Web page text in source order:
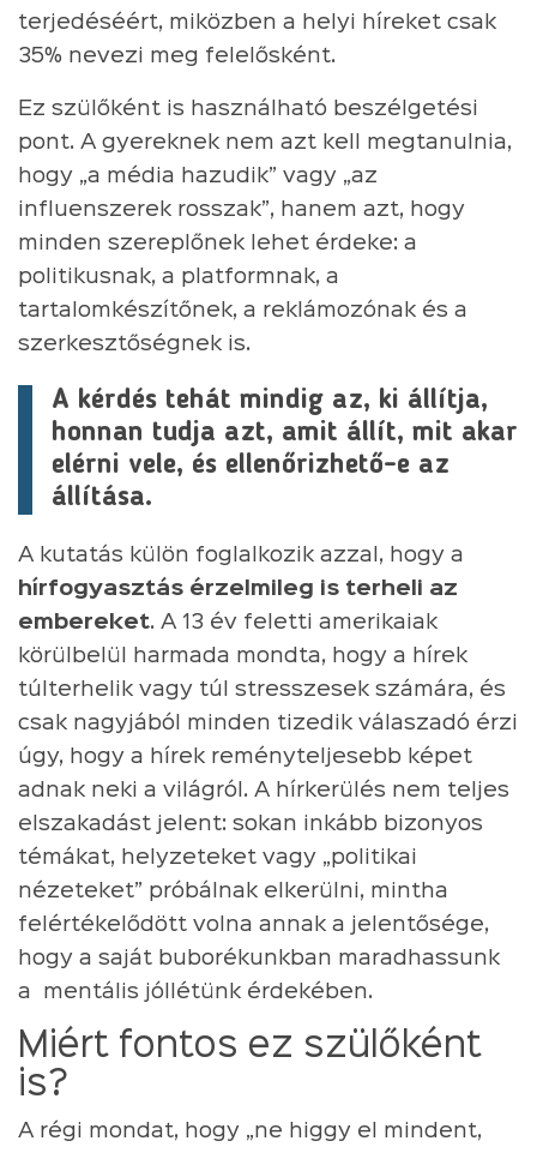
terjedéséért, miközben a helyi híreket csak
35% nevezi meg felelősként.
Ez szülőként is használható beszélgetési
pont. A gyereknek nem azt kell megtanulnia,
hogy „a média hazudik” vagy „az
influenszerek rosszak”, hanem azt, hogy
minden szereplőnek lehet érdeke: a
politikusnak, a platformnak, a
tartalomkészítőnek, a reklámozónak és a
szerkesztőségnek is.
A kérdés tehát mindig az, ki állítja,
honnan tudja azt, amit állít, mit akar
elérni vele, és ellenőrizhető-e az
állítása.
A kutatás külön foglalkozik azzal, hogy a
hírfogyasztás érzelmileg is terheli az
embereket. A 13 év feletti amerikaiak
körülbelül harmada mondta, hogy a hírek
túlterhelik vagy túl stresszesek számára, és
csak nagyjából minden tizedik válaszadó érzi
úgy, hogy a hírek reményteljesebb képet
adnak neki a világról. A hírkerülés nem teljes
elszakadást jelent: sokan inkább bizonyos
témákat, helyzeteket vagy „politikai
nézeteket” próbálnak elkerülni, mintha
felértékelődött volna annak a jelentősége,
hogy a saját buborékunkban maradhassunk
a mentális jóllétünk érdekében.
Miért fontos ez szülőként
is?
A régi mondat, hogy „ne higgy el mindent,